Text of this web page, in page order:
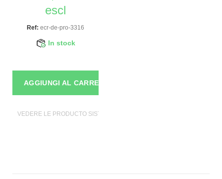
escl
Ref: ecr-de-pro-3316
In stock
AGGIUNGI AL CARRELLO
VEDERE LE PRODUCTO SISTEMI DI SICUREZZA